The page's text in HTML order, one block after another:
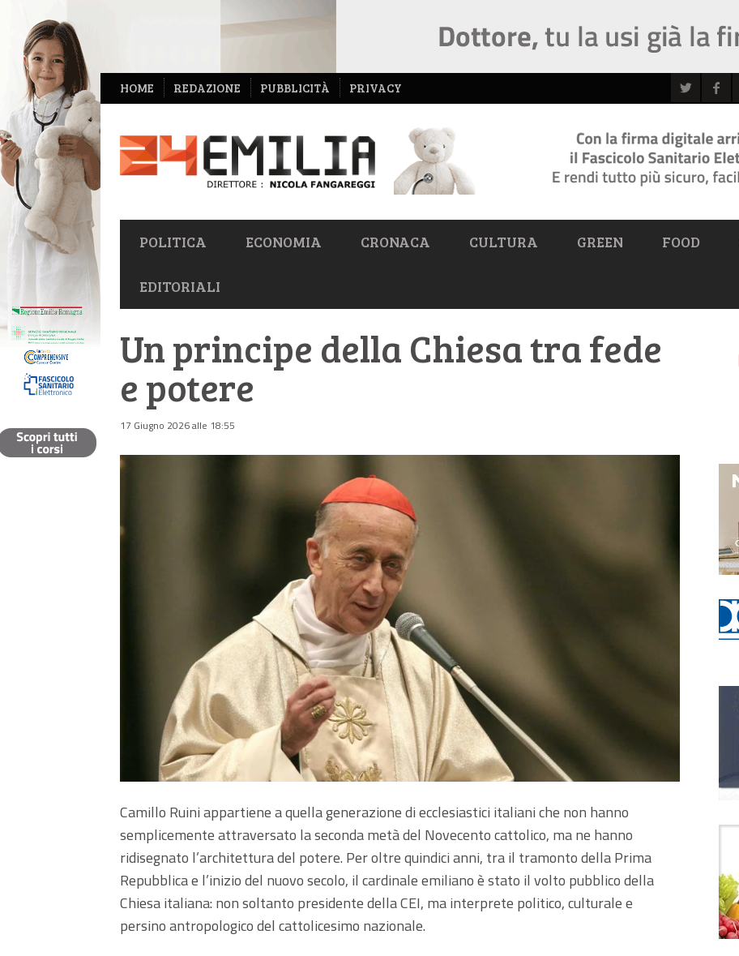
NAVIGAZIONE
SECONDARIA
HOME REDAZIONE PUBBLICITÀ PRIVACY
NAVIGAZIONE
PRIMARIA
POLITICA ECONOMIA CRONACA CULTURA GREEN FOOD
EDITORIALI
Un principe della Chiesa tra fede
e potere
17 Giugno 2026 alle 18:55
Camillo Ruini appartiene a quella generazione di ecclesiastici italiani che non hanno
semplicemente attraversato la seconda metà del Novecento cattolico, ma ne hanno
ridisegnato l’architettura del potere. Per oltre quindici anni, tra il tramonto della Prima
Repubblica e l’inizio del nuovo secolo, il cardinale emiliano è stato il volto pubblico della
Chiesa italiana: non soltanto presidente della CEI, ma interprete politico, culturale e
persino antropologico del cattolicesimo nazionale.